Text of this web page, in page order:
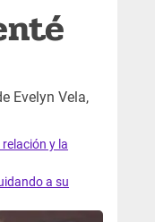
Evelyn Vela,
y la
a su